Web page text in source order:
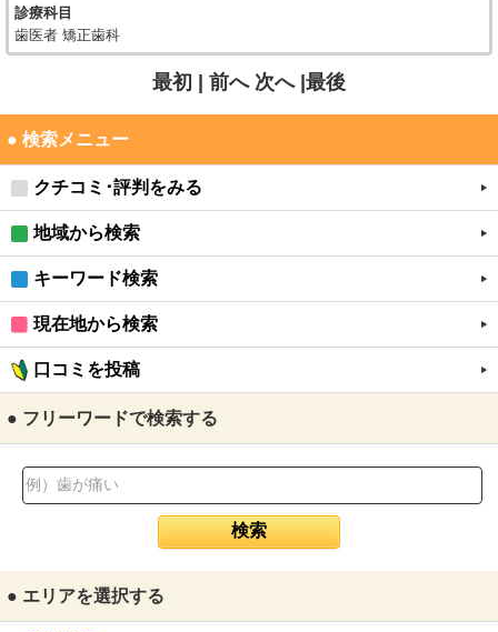
診療科目
歯医者 矯正歯科
最初 | 前へ 次へ|最後
● 検索メニュー
クチコミ･評判をみる
地域から検索
キーワード検索
現在地から検索
口コミを投稿
● フリーワードで検索する
● エリアを選択する